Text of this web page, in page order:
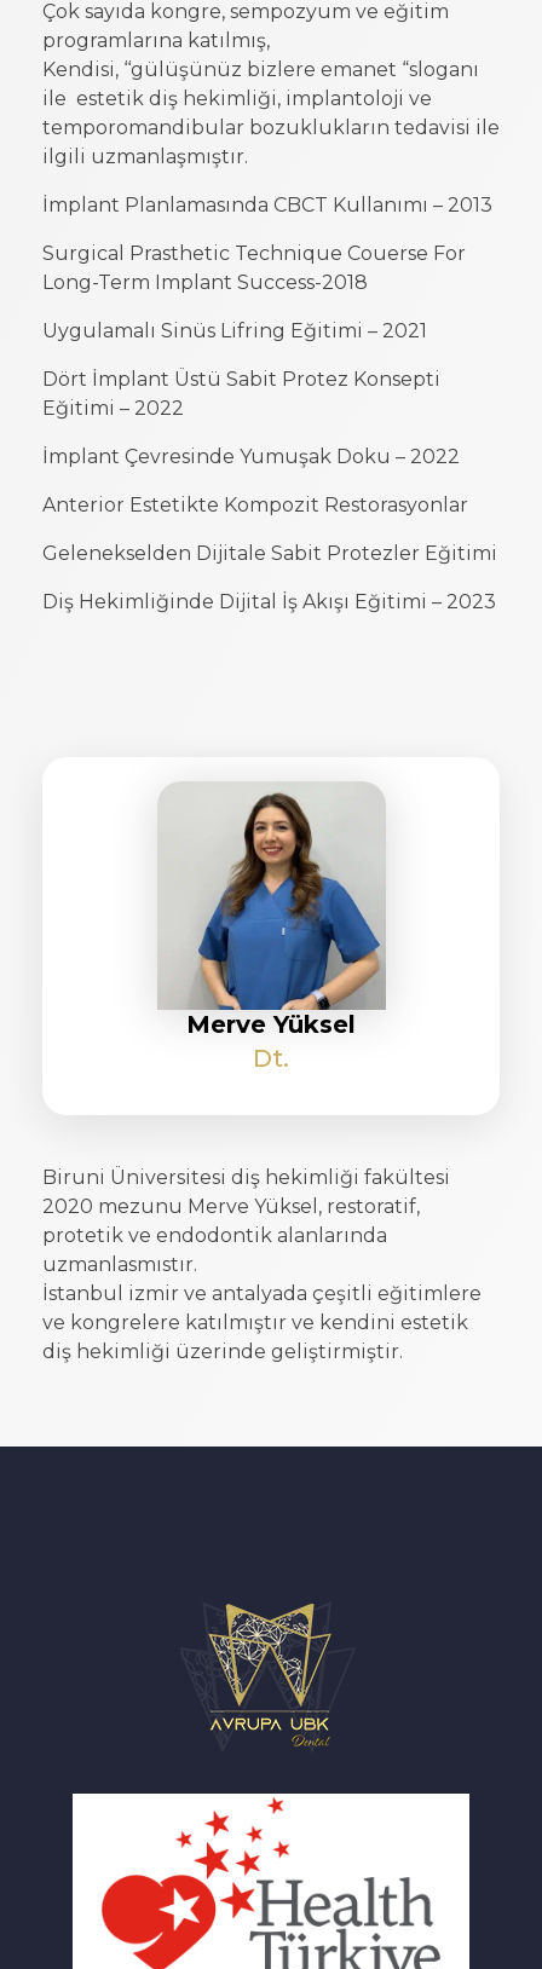
Çok sayıda kongre, sempozyum ve eğitim
programlarına katılmış,
Kendisi, ‘‘gülüşünüz bizlere emanet “sloganı
ile estetik diş hekimliği, implantoloji ve
temporomandibular bozuklukların tedavisi ile
ilgili uzmanlaşmıştır.
İmplant Planlamasında CBCT Kullanımı – 2013​
Surgical Prasthetic Technique Couerse For
Long-Term Implant Success-2018
Uygulamalı Sinüs Lifring Eğitimi – 2021
Dört İmplant Üstü Sabit Protez Konsepti
Eğitimi – 2022
İmplant Çevresinde Yumuşak Doku – 2022
Anterior Estetikte Kompozit Restorasyonlar
Gelenekselden Dijitale Sabit Protezler Eğitimi
Diş Hekimliğinde Dijital İş Akışı Eğitimi – 2023
Merve Yüksel
Dt.
Biruni Üniversitesi diş hekimliği fakültesi
2020 mezunu Merve Yüksel, restoratif,
protetik ve endodontik alanlarında
uzmanlasmıstır.
İstanbul izmir ve antalyada çeşitli eğitimlere
ve kongrelere katılmıştır ve kendini estetik
diş hekimliği üzerinde geliştirmiştir.